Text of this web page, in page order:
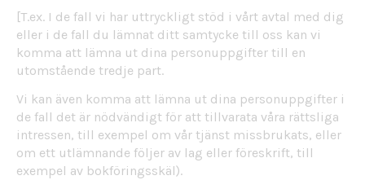
[T.ex. I de fall vi har uttryckligt stöd i vårt avtal med dig
eller i de fall du lämnat ditt samtycke till oss kan vi
komma att lämna ut dina personuppgifter till en
utomstående tredje part.
Vi kan även komma att lämna ut dina personuppgifter i
de fall det är nödvändigt för att tillvarata våra rättsliga
intressen, till exempel om vår tjänst missbrukats, eller
om ett utlämnande följer av lag eller föreskrift, till
exempel av bokföringsskäl).